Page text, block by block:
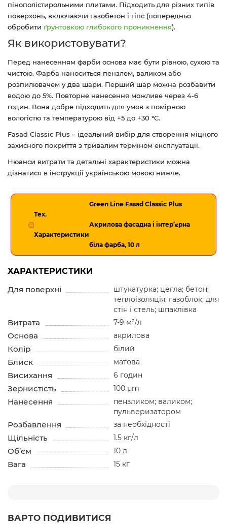
пінополістирольними плитами. Підходить для різних типів
поверхонь, включаючи газобетон і гіпс (попередньо
обробити ґрунтовкою глибокого проникнення).
Як використовувати?
Перед нанесенням фарби основа має бути рівною, сухою та
чистою. Фарба наноситься пензлем, валиком або
розпилювачем у два шари. Перший шар можна розбавити
водою до 5%. Повторне нанесення можливе через 4-6
годин. Вона добре підходить для умов з помірною
вологістю та температурою від +5 до +30 °C.
Fasad Classic Plus – ідеальний вибір для створення міцного
захисного покриття з тривалим терміном експлуатації.
Нюанси витрати та детальні характеристики можна
дізнатися в інструкції українською мовою нижче.
Тех.
Характеристики
Green Line Fasad Classic Plus
Акрилова фасадна і інтер’єрна
біла фарба, 10 л
ХАРАКТЕРИСТИКИ
Для поверхні
штукатурка; цегла; бетон;
теплоізоляція; газоблок; для
стін і стель; шпаклівка
Витрата 7-9 м²/л
Основа акрилова
Колір білий
Блиск матова
Висихання 6 годин
Зернистість 100 µm
Нанесення
пензликом; валиком;
пульверизатором
Розбавлення за необхідності
Щільність 1.5 кг/л
Об’єм 10 л
Вага 15 кг
ВАРТО ПОДИВИТИСЯ